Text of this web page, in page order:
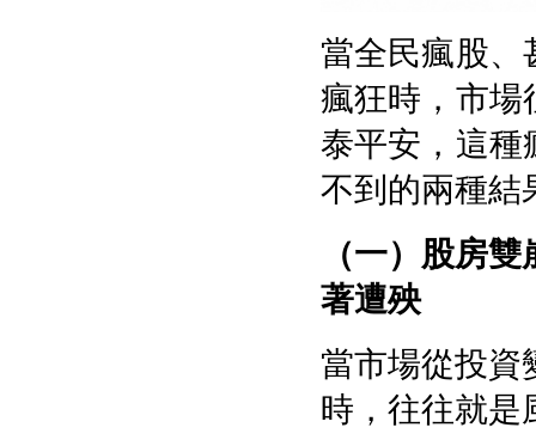
當全民瘋股、
瘋狂時，市場
泰平安，這種
不到的兩種結
（一）股房
著遭殃
當市場從投資
時，往往就是